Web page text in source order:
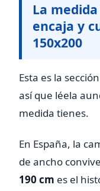
La
encaja y
150x200
Esta es la
así que léela
medida tienes.
En España, la
de ancho
190 cm es el